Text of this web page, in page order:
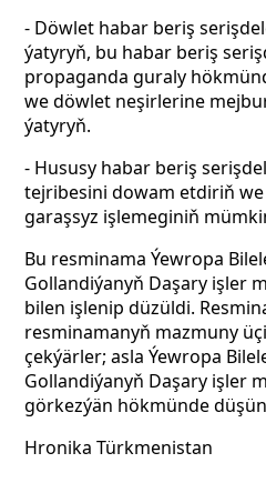
- Döwlet habar beriş
ýatyryň, bu habar beriş
propaganda guraly
we döwlet neşirlerine
ýatyryň.
- Hususy habar beriş
tejribesini dowam etdiriň
garaşsyz işlemeginiň
Bu resminama Ýewropa
Gollandiýanyň Daşary işler
bilen işlenip düzüldi.
resminamanyň mazmuny
çekýärler; asla Ýewropa
Gollandiýanyň Daşary işler
görkezýän hökmünde
Hronika Türkmenistan